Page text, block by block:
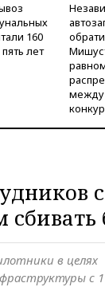
160
лет
между
в целях
с 1